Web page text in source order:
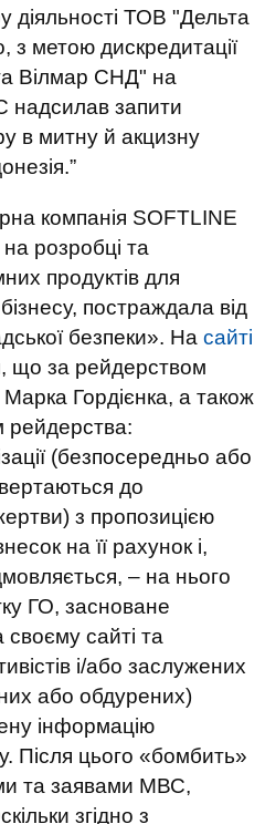
діяльності ТОВ "Дельта
з метою дискредитації
Вілмар СНД" на
надсилав запити
в митну й акцизну
компанія SOFTLINE
розробці та
продуктів для
постраждала від
безпеки». На сайті
що за рейдерством
Марка Гордієнка, а також
рейдерства:
(безпосередньо або
до
з пропозицією
на її рахунок і,
– на нього
ГО, засноване
сайті та
і/або заслужених
або обдурених)
інформацію
Після цього «бомбить»
та заявами МВС,
згідно з